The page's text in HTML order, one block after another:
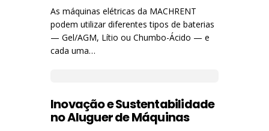
As máquinas elétricas da MACHRENT
podem utilizar diferentes tipos de baterias
— Gel/AGM, Lítio ou Chumbo-Ácido — e
cada uma…
Inovação e Sustentabilidade
no Aluguer de Máquinas